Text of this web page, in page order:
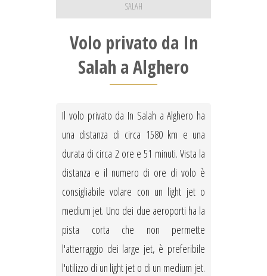
SALAH
Volo privato da In
Salah a Alghero
Il volo privato da In Salah a Alghero ha
una distanza di circa 1580 km e una
durata di circa 2 ore e 51 minuti. Vista la
distanza e il numero di ore di volo è
consigliabile volare con un light jet o
medium jet. Uno dei due aeroporti ha la
pista corta che non permette
l'atterraggio dei large jet, è preferibile
l'utilizzo di un light jet o di un medium jet.